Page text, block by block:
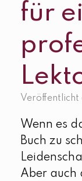
für
Veröffentlicht
Wenn es
Buch zu
Aber auch